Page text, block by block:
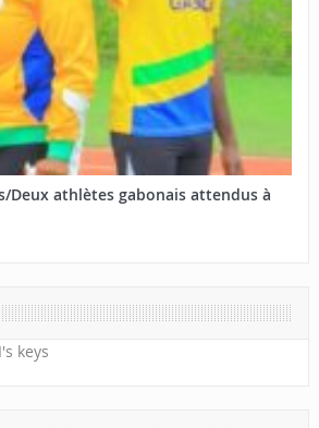
Deux athlètes gabonais attendus à
keys